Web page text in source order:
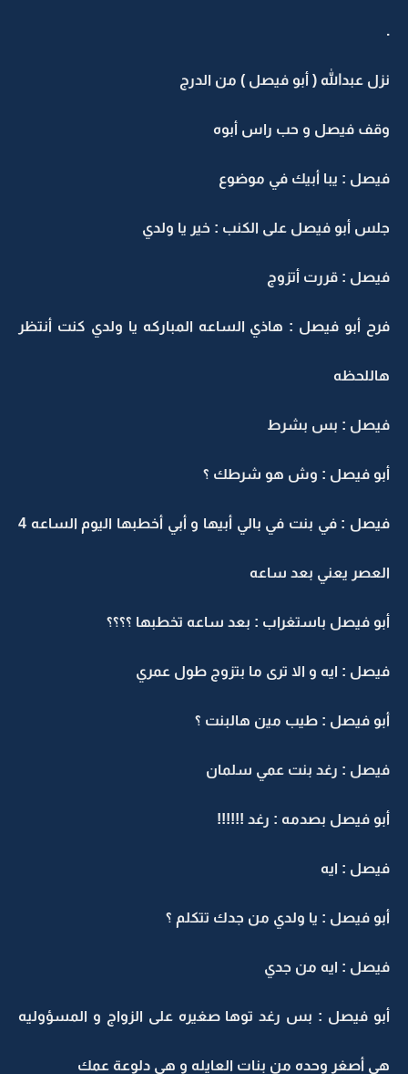
.
نزل عبدالله ( أبو فيصل ) من الدرج
وقف فيصل و حب راس أبوه
فيصل : يبا أبيك في موضوع
جلس أبو فيصل على الكنب : خير يا ولدي
فيصل : قررت أتزوج
فرح أبو فيصل : هاذي الساعه المباركه يا ولدي كنت أنتظر
هاللحظه
فيصل : بس بشرط
أبو فيصل : وش هو شرطك ؟
فيصل : في بنت في بالي أبيها و أبي أخطبها اليوم الساعه 4
العصر يعني بعد ساعه
أبو فيصل باستغراب : بعد ساعه تخطبها ؟؟؟؟
فيصل : ايه و الا ترى ما بتزوج طول عمري
أبو فيصل : طيب مين هالبنت ؟
فيصل : رغد بنت عمي سلمان
أبو فيصل بصدمه : رغد !!!!!!
فيصل : ايه
أبو فيصل : يا ولدي من جدك تتكلم ؟
فيصل : ايه من جدي
أبو فيصل : بس رغد توها صغيره على الزواج و المسؤوليه
هي أصغر وحده من بنات العايله و هي دلوعة عمك